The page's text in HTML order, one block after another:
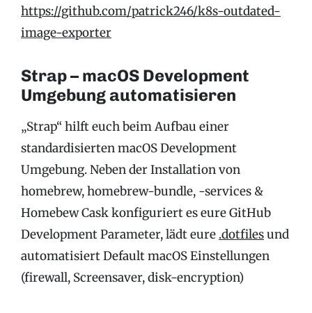
https://github.com/patrick246/k8s-outdated-
image-exporter
Strap – macOS Development
Umgebung automatisieren
„Strap“ hilft euch beim Aufbau einer
standardisierten macOS Development
Umgebung. Neben der Installation von
homebrew, homebrew-bundle, -services &
Homebew Cask konfiguriert es eure GitHub
Development Parameter, lädt eure .dotfilesund
automatisiert Default macOS Einstellungen
(firewall, Screensaver, disk-encryption)